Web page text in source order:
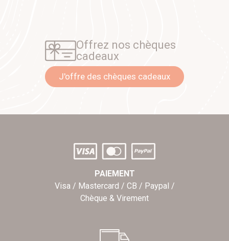
Offrez nos chèques
cadeaux
J'offre des chèques cadeaux
PAIEMENT
Visa / Mastercard / CB / Paypal /
Chèque & Virement